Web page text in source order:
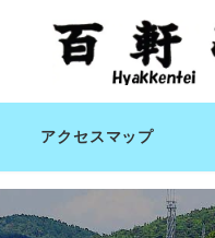
アクセスマップ